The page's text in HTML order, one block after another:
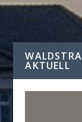
KTUELL